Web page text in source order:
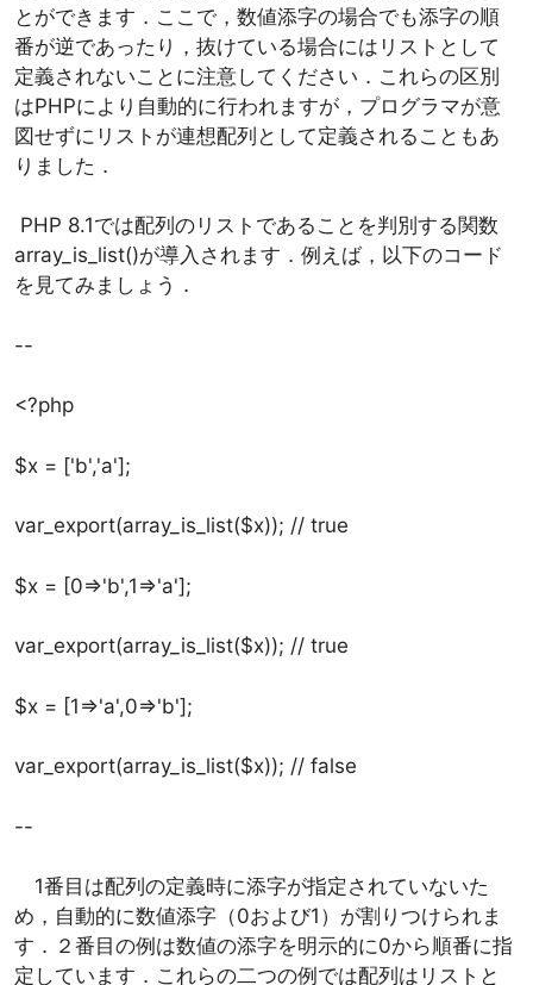
とができます．ここで，数値添字の場合でも添字の順
番が逆であったり，抜けている場合にはリストとして
定義されないことに注意してください．これらの区別
はPHPにより自動的に行われますが，プログラマが意
図せずにリストが連想配列として定義されることもあ
りました．
PHP 8.1では配列のリストであることを判別する関数
array_is_list()が導入されます．例えば，以下のコード
を見てみましょう．
--
<?php
$x = ['b','a'];
var_export(array_is_list($x)); // true
$x = [0=>'b',1=>'a'];
var_export(array_is_list($x)); // true
$x = [1=>'a',0=>'b'];
var_export(array_is_list($x)); // false
--
1番目は配列の定義時に添字が指定されていないた
め，自動的に数値添字（0および1）が割りつけられま
す．２番目の例は数値の添字を明示的に0から順番に指
定しています．これらの二つの例では配列はリストと